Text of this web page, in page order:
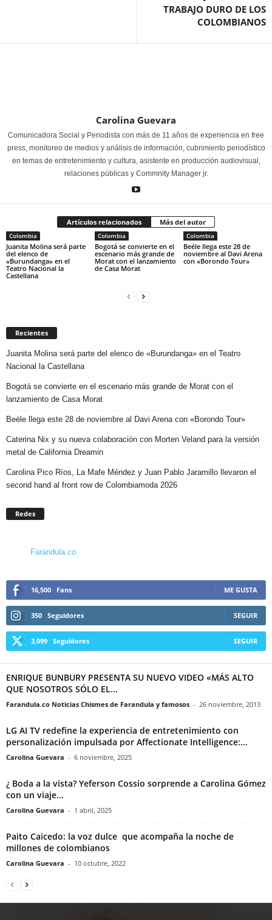
TRABAJO DURO DE LOS
COLOMBIANOS
Carolina Guevara
Comunicadora Social y Periodista con más de 11 años de experiencia en free
press, monitoreo de medios y análisis de información, cubrimiento periodístico
en temas de entretenimiento y cultura, asistente en producción audiovisual,
relaciones públicas y Commnity Manager jr.
Artículos relacionados Más del autor
Colombia
Juanita Molina será parte
del elenco de
«Burundanga» en el
Teatro Nacional la
Castellana
Colombia
Bogotá se convierte en el
escenario más grande de
Morat con el lanzamiento
de Casa Morat
Colombia
Beéle llega este 28 de
noviembre al Davi Arena
con «Borondo Tour»
Recientes
Juanita Molina será parte del elenco de «Burundanga» en el Teatro
Nacional la Castellana
Bogotá se convierte en el escenario más grande de Morat con el
lanzamiento de Casa Morat
Beéle llega este 28 de noviembre al Davi Arena con «Borondo Tour»
Caterina Nix y su nueva colaboración con Morten Veland para la versión
metal de California Dreamin
Carolina Pico Ríos, La Mafe Méndez y Juan Pablo Jaramillo llevaron el
second hand al front row de Colombiamoda 2026
Redes
Farandula.co
16,500 Fans ME GUSTA
350 Seguidores SEGUIR
3,099 Seguidores SEGUIR
ENRIQUE BUNBURY PRESENTA SU NUEVO VIDEO «MÁS ALTO
QUE NOSOTROS SÓLO EL...
Farandula.co Noticias Chismes de Farandula y famosos - 26 noviembre, 2013
LG AI TV redefine la experiencia de entretenimiento con
personalización impulsada por Affectionate Intelligence:...
Carolina Guevara - 6 noviembre, 2025
¿ Boda a la vista? Yeferson Cossio sorprende a Carolina Gómez
con un viaje...
Carolina Guevara - 1 abril, 2025
Paito Caicedo: la voz dulce que acompaña la noche de
millones de colombianos
Carolina Guevara - 10 octubre, 2022